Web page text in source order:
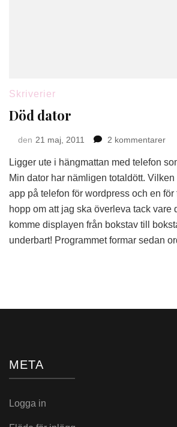
Skriverier
Död dator
den 21 maj, 2011 2 kommentarertill
Ligger ute i hängmattan med telefon
Min dator har nämligen totaldött. Vilken
app på telefon för wordpress och en
hopp om att jag ska överleva tack vare
komme displayen från bokstav till
underbart! Programmet formar sedan
META
Logga in